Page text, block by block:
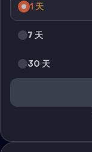
1 天
7 天
30 天